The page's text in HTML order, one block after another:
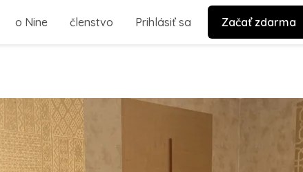
o Nine členstvo Prihlásiť sa Začať zdarma